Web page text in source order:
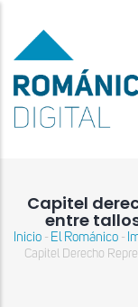
contenido
principal
Capitel
entre
Inicio - El Románico -
Capitel Derecho